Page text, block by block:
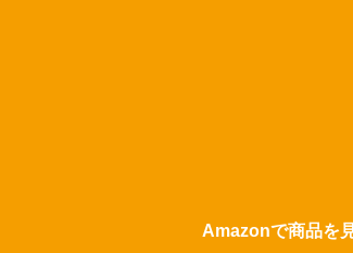
Amazonで商品を